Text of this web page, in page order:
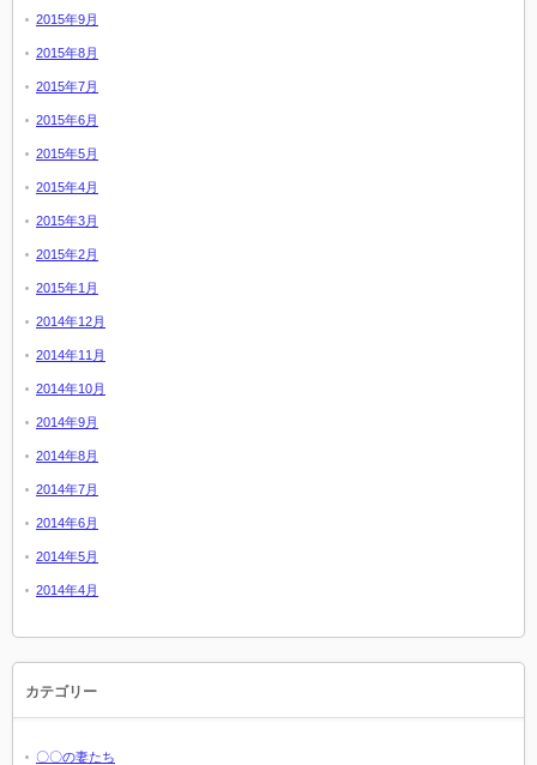
2015年9月
2015年8月
2015年7月
2015年6月
2015年5月
2015年4月
2015年3月
2015年2月
2015年1月
2014年12月
2014年11月
2014年10月
2014年9月
2014年8月
2014年7月
2014年6月
2014年5月
2014年4月
カテゴリー
〇〇の妻たち